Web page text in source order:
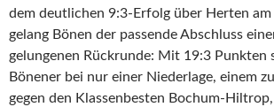
dem deutlichen 9:3-Erfolg über Herten am
gelang Bönen der passende Abschluss
gelungenen Rückrunde: Mit 19:3 Punkten
Bönener bei nur einer Niederlage, einem
gegen den Klassenbesten Bochum-